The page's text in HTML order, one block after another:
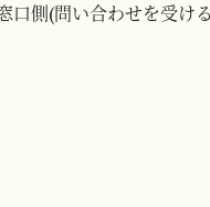
口側(問い合わせを受け